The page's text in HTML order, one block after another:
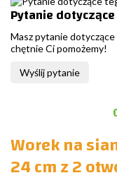
Pytanie
Masz pytanie
chętnie Ci pomożemy!
Wyślij pytanie
Worek na
24 cm z 2